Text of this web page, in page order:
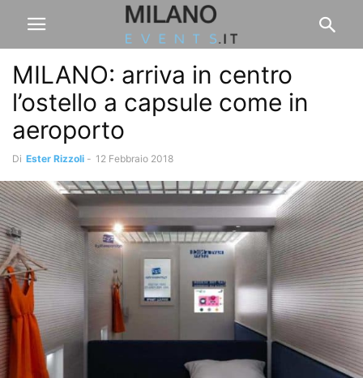
MILANO: arriva in centro
l’ostello a capsule come in
aeroporto
Di Ester Rizzoli - 12 Febbraio 2018